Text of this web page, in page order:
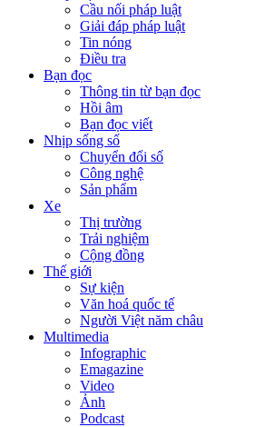
Cầu nối pháp luật
Giải đáp pháp luật
Tin nóng
Điều tra
Bạn đọc
Thông tin từ bạn đọc
Hồi âm
Bạn đọc viết
Nhịp sống số
Chuyển đổi số
Công nghệ
Sản phẩm
Xe
Thị trường
Trải nghiệm
Cộng đồng
Thế giới
Sự kiện
Văn hoá quốc tế
Người Việt năm châu
Multimedia
Infographic
Emagazine
Video
Ảnh
Podcast